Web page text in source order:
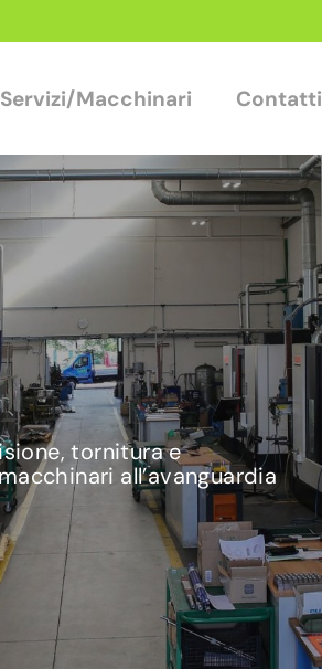
Servizi/Macchinari Contatti
tornitura e
all’avanguardia